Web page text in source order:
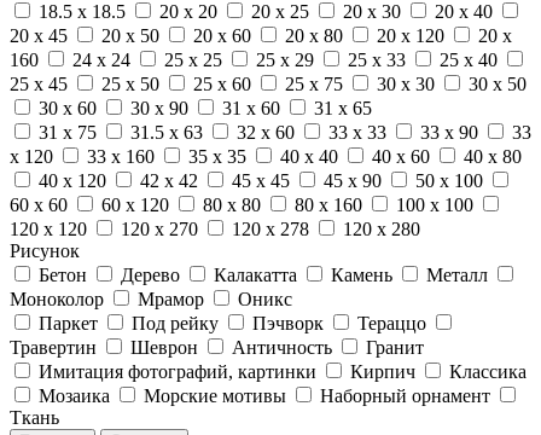
18.5 x 18.5
20 x 20 20 x 25 20 x 30
20 x 40
20 x 45
20 x 50 20 x 60 20 x 80 20 x 120
20 x
160
24 x 24 25 x 25 25 x 29 25 x 33
25 x 40
25 x 45
25 x 50 25 x 60 25 x 75 30 x 30
30 x 50
30 x 60
30 x 90 31 x 60
31 x 65
31 x 75
31.5 x 63 32 x 60 33 x 33 33 x 90
33
x 120
33 x 160 35 x 35 40 x 40 40 x 60
40 x 80
40 x 120
42 x 42 45 x 45 45 x 90
50 x 100
60 x 60
60 x 120 80 x 80 80 x 160
100 x 100
120 x 120
120 x 270 120 x 278
120 x 280
Рисунок
Бетон
Дерево Калакатта Камень
Металл
Моноколор
Мрамор
Оникс
Паркет
Под рейку Пэчворк
Тераццо
Травертин
Шеврон Античность
Гранит
Имитация фотографий, картинки
Кирпич
Классика
Мозаика
Морские мотивы
Наборный орнамент
Ткань